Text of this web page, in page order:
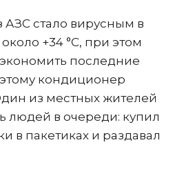
АЗС стало вирусным в
+34 °C, при этом
последние
кондиционер
из местных жителей
людей в очереди: купил
в пакетиках и раздавал